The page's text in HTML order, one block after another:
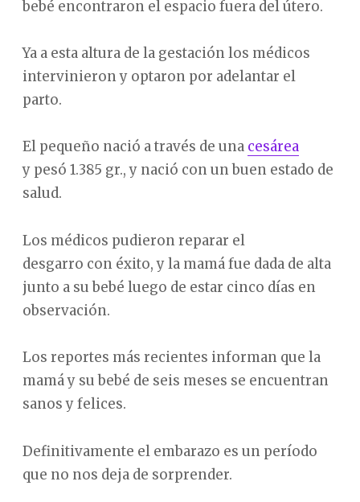
bebé encontraron el espacio fuera del útero.
Ya a esta altura de la gestación los médicos
intervinieron y optaron por adelantar el
parto.
El pequeño nació a través de una cesárea
y pesó 1.385 gr., y nació con un buen estado de
salud.
Los médicos pudieron reparar el
desgarro con éxito, y la mamá fue dada de alta
junto a su bebé luego de estar cinco días en
observación.
Los reportes más recientes informan que la
mamá y su bebé de seis meses se encuentran
sanos y felices.
Definitivamente el embarazo es un período
que no nos deja de sorprender.